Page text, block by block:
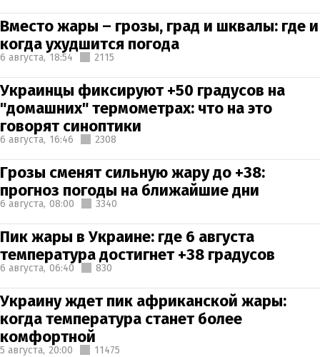
Вместо жары – грозы, град и шквалы: где и
когда ухудшится погода
6 августа, 18:54 2115
Украинцы фиксируют +50 градусов на
"домашних" термометрах: что на это
говорят синоптики
6 августа, 16:46 2308
Грозы сменят сильную жару до +38:
прогноз погоды на ближайшие дни
6 августа, 08:00 3340
Пик жары в Украине: где 6 августа
температура достигнет +38 градусов
6 августа, 06:40 830
Украину ждет пик африканской жары:
когда температура станет более
комфортной
5 августа, 20:00 11475